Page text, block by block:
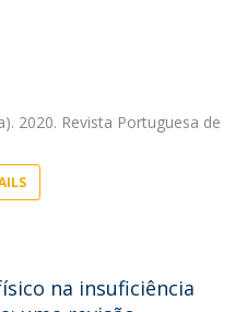
2020. Revista Portuguesa de
na insuficiência